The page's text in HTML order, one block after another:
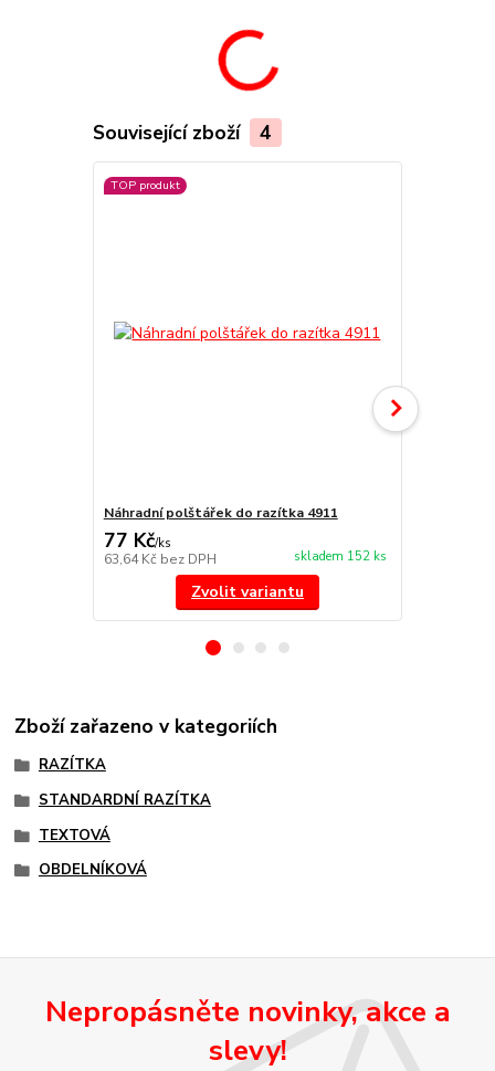
Související zboží 4
TOP produkt
Náhradní polštářek do razítka 4911
77 Kč/ks
63,64 Kč bez DPH skladem 152 ks
Zvolit variantu
Zboží zařazeno v kategoriích
RAZÍTKA
STANDARDNÍ RAZÍTKA
TEXTOVÁ
OBDELNÍKOVÁ
Nepropásněte novinky, akce a
slevy!